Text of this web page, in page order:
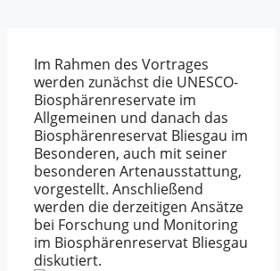
Im Rahmen des Vortrages
werden zunächst die UNESCO-
Biosphärenreservate im
Allgemeinen und danach das
Biosphärenreservat Bliesgau im
Besonderen, auch mit seiner
besonderen Artenausstattung,
vorgestellt. Anschließend
werden die derzeitigen Ansätze
bei Forschung und Monitoring
im Biosphärenreservat Bliesgau
diskutiert.